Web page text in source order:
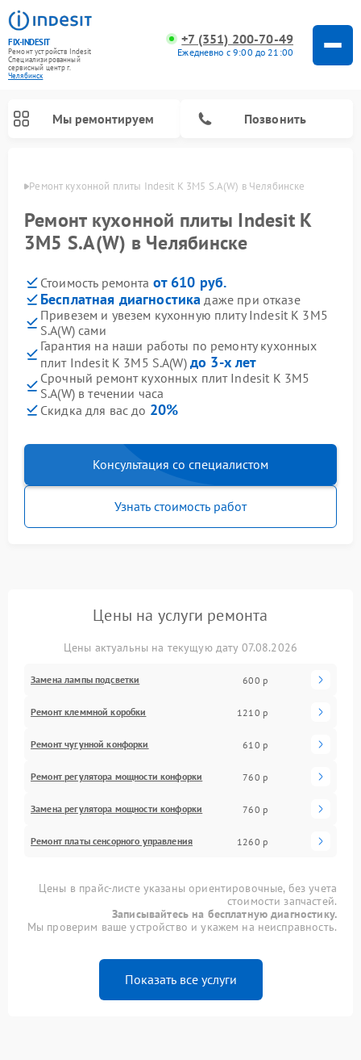
FIX-INDESIT
Ремонт устройств Indesit
Специализированный
cервисный центр г.
Челябинск
+7 (351) 200-70-49
Ежедневно с 9:00 до 21:00
Мы ремонтируем Позвонить
Ремонт кухонной плиты Indesit K 3M5 S.A(W) в Челябинске
Ремонт кухонной плиты Indesit K
3M5 S.A(W) в Челябинске
Стоимость ремонта от 610 руб.
Бесплатная диагностика даже при отказе
Привезем и увезем кухонную плиту Indesit K 3M5
S.A(W) сами
Гарантия на наши работы по ремонту кухонных
плит Indesit K 3M5 S.A(W) до 3-х лет
Срочный ремонт кухонных плит Indesit K 3M5
S.A(W) в течении часа
Скидка для вас до 20%
Консультация со специалистом
Узнать стоимость работ
Цены на услуги ремонта
Цены актуальны на текущую дату 07.08.2026
Замена лампы подсветки 600 р
Ремонт клеммной коробки 1210 р
Ремонт чугунной конфорки 610 р
Ремонт регулятора мощности конфорки 760 р
Замена регулятора мощности конфорки 760 р
Ремонт платы сенсорного управления 1260 р
Цены в прайс-листе указаны ориентировочные, без учета
стоимости запчастей.
Записывайтесь на бесплатную диагностику.
Мы проверим ваше устройство и укажем на неисправность.
Показать все услуги